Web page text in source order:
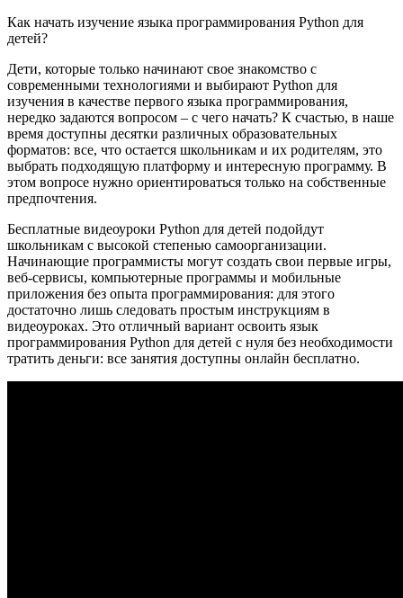
Как начать изучение языка программирования Python для
детей?
Дети, которые только начинают свое знакомство с
современными технологиями и выбирают Python для
изучения в качестве первого языка программирования,
нередко задаются вопросом – с чего начать? К счастью, в наше
время доступны десятки различных образовательных
форматов: все, что остается школьникам и их родителям, это
выбрать подходящую платформу и интересную программу. В
этом вопросе нужно ориентироваться только на собственные
предпочтения.
Бесплатные видеоуроки Python для детей подойдут
школьникам с высокой степенью самоорганизации.
Начинающие программисты могут создать свои первые игры,
веб-сервисы, компьютерные программы и мобильные
приложения без опыта программирования: для этого
достаточно лишь следовать простым инструкциям в
видеоуроках. Это отличный вариант освоить язык
программирования Python для детей с нуля без необходимости
тратить деньги: все занятия доступны онлайн бесплатно.